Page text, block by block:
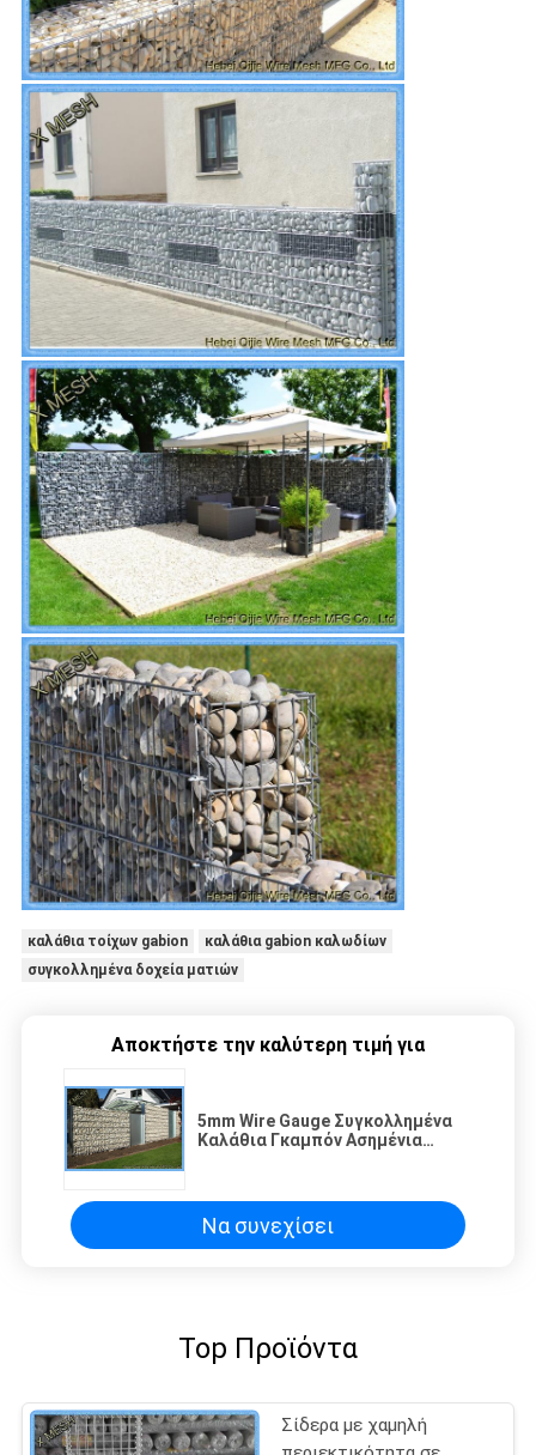
καλάθια τοίχων gabion
καλάθια gabion καλωδίων
συγκολλημένα δοχεία ματιών
Αποκτήστε την καλύτερη τιμή για
5mm Wire Gauge Συγκολλημένα
Καλάθια Γκαμπόν Ασημένια
Να συνεχίσει
Top Προϊόντα
Σίδερα με χαμηλή